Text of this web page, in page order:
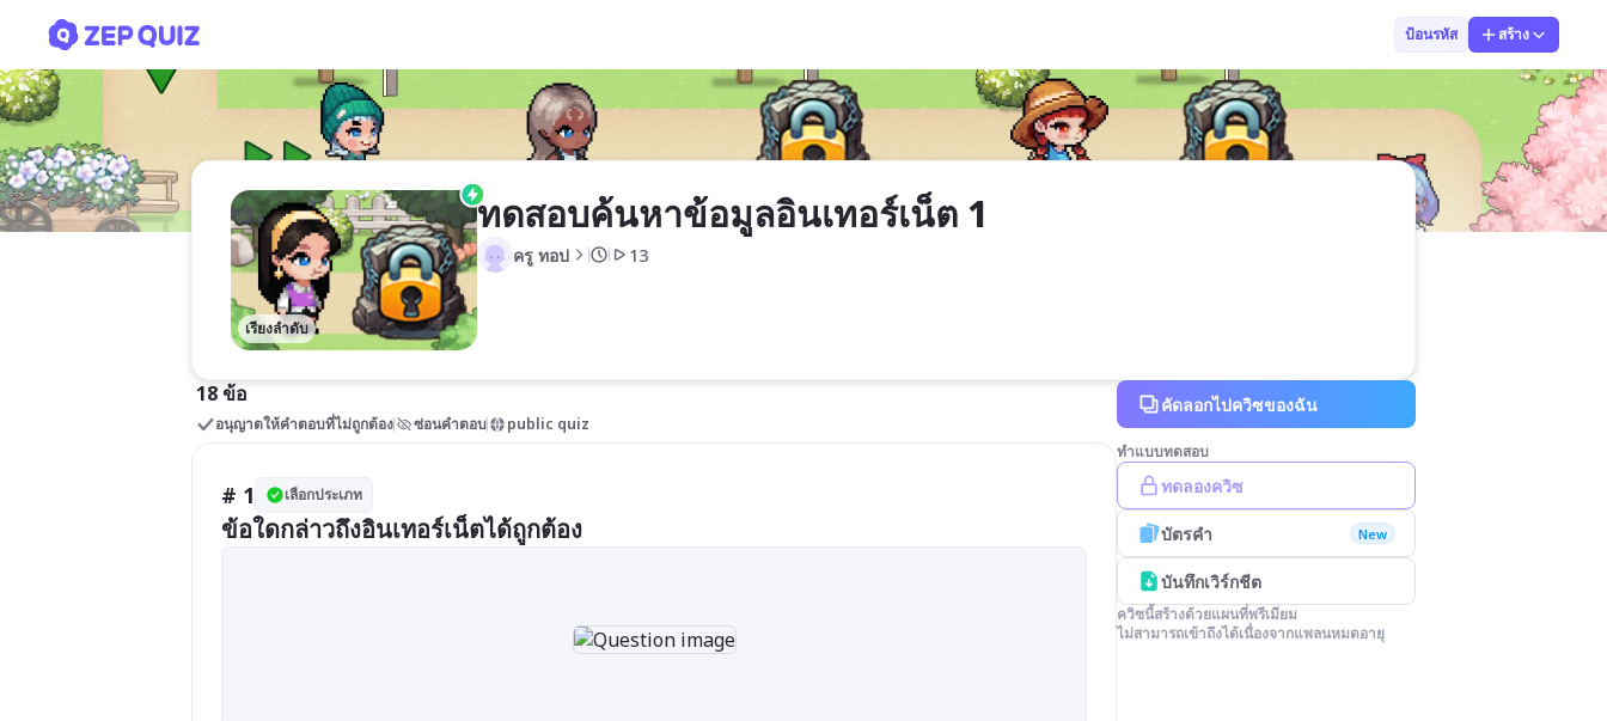
ป้อนรหัส สร้าง
เรียงลำดับ
ทดสอบค้นหาข้อมูลอินเทอร์เน็ต 1
ครู ทอป 13
18 ข้อ
อนุญาตให้คำตอบที่ไม่ถูกต้อง ซ่อนคำตอบ public quiz
# 1 เลือกประเภท
ข้อใดกล่าวถึงอินเทอร์เน็ตได้ถูกต้อง
คัดลอกไปควิซของฉัน
ทำแบบทดสอบ
ทดลองควิซ
บัตรคำ New
บันทึกเวิร์กชีต
ควิซนี้สร้างด้วยแผนที่พรีเมียม
ไม่สามารถเข้าถึงได้เนื่องจากแพลนหมดอายุ